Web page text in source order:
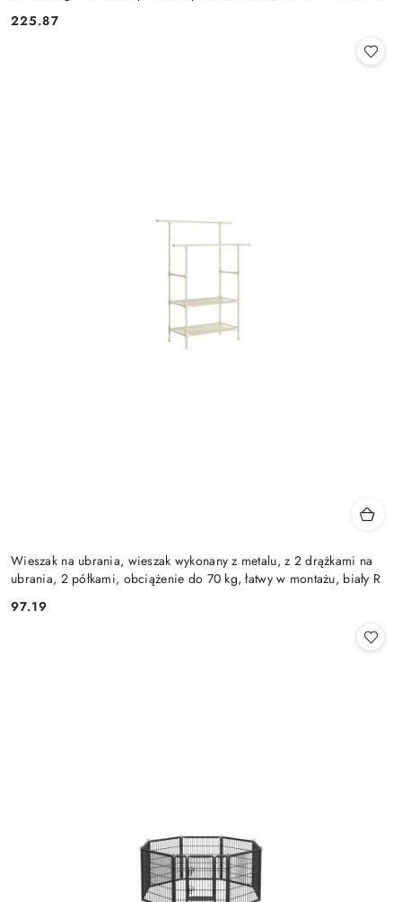
Cena:
225.87
Wieszak na ubrania, wieszak wykonany z metalu, z 2 drążkami na
ubrania, 2 półkami, obciążenie do 70 kg, łatwy w montażu, biały R
Cena:
97.19